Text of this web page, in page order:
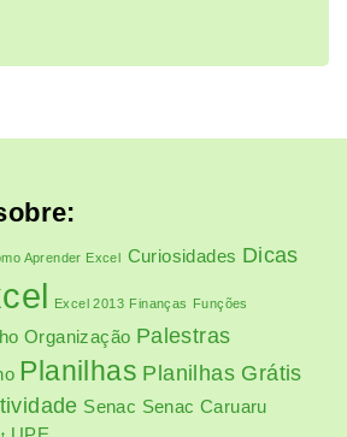
Aprender Excel Curiosidades Dicas
Excel 2013 Finanças Funções
Organização Palestras
Planilhas Planilhas Grátis
Senac Senac Caruaru